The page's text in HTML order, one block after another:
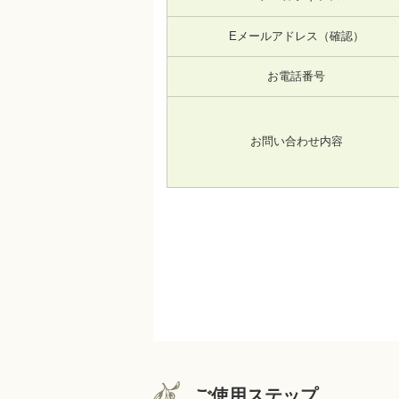
Eメールアドレス（確認）
お電話番号
お問い合わせ内容